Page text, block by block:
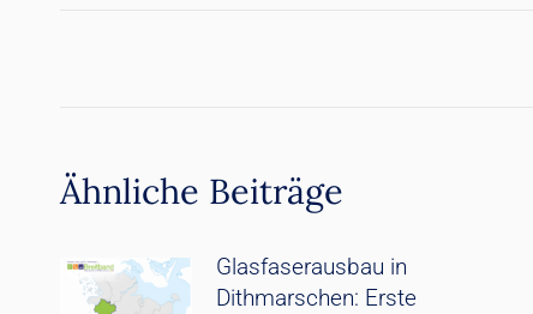
Ähnliche Beiträge
Glasfaserausbau in
Dithmarschen: Erste